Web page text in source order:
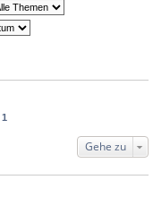
1
Gehe zu